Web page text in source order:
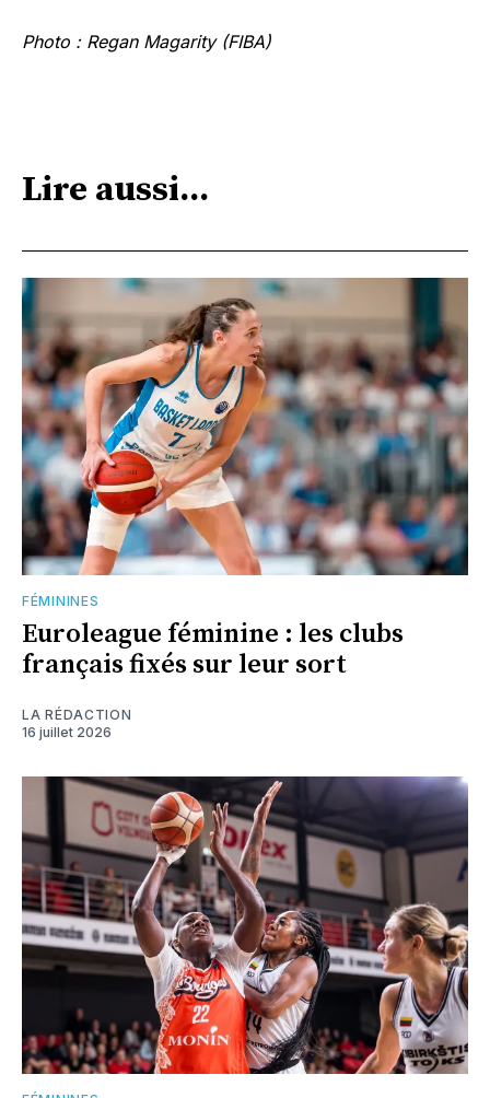
Photo : Regan Magarity (FIBA)
Lire aussi...
FÉMININES
Euroleague féminine : les clubs
français fixés sur leur sort
LA RÉDACTION
16 juillet 2026